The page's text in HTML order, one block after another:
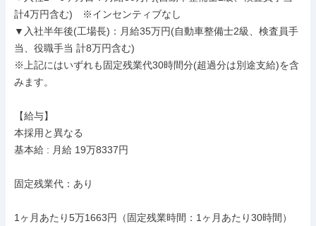
計4万円含む)　※インセンティブなし
▼入社半年後(工場長)：月給35万円(自動車整備士2級、検査員手
当、役職手当 計8万円含む)
※上記にはいずれも固定残業代30時間分(超過分は別途支給)を含
みます。
【給与】
本採用と異なる
基本給 : 月給 19万8337円
固定残業代：あり
1ヶ月あたり5万1663円（固定残業時間：1ヶ月あたり30時間）